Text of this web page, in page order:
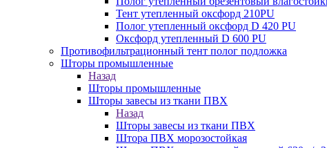
Тент утепленный оксфорд 210PU
Полог утепленный оксфорд D 420 PU
Оксфорд утепленный D 600 PU
Противофильтрационный тент полог подложка
Шторы промышленные
Назад
Шторы промышленные
Шторы завесы из ткани ПВХ
Назад
Шторы завесы из ткани ПВХ
Штора ПВХ морозостойкая